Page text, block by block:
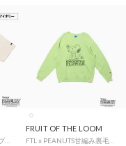
FRUIT OF THE LOOM
FTL x PEANUTS甘編み裏毛スウェット1 / ピーナッツ スヌーピー スウェット （クリーム）